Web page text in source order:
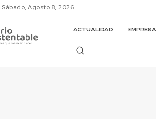
Sábado, Agosto 8, 2026
ACTUALIDAD